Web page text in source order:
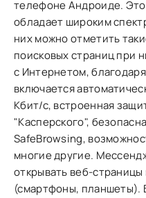
телефоне Андроиде.
обладает широким
них можно отметить
поисковых страниц при
с Интернетом,
включается
Кбит/с, встроенная
"Касперского",
SafeBrowsing,
многие другие.
открывать веб-
(смартфоны, планшеты).